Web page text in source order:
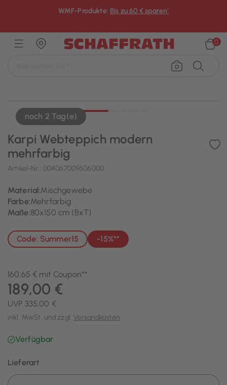
WMF-Produkte: Bis zu 60 € sparen¹
0
noch 2 Tag(e)
Karpi Webteppich modern
mehrfarbig
Artikel-Nr.: 004067009606000
Material:Mischgewebe
Farbe:Mehrfarbig
Maße:80x150 cm (BxT)
Code: Summer15 -15%**
160,65 € mit Coupon**
UVP 335,00 €
189,00 €
inkl. MwSt. und zzgl. Versandkosten
Verfügbar
Lieferart